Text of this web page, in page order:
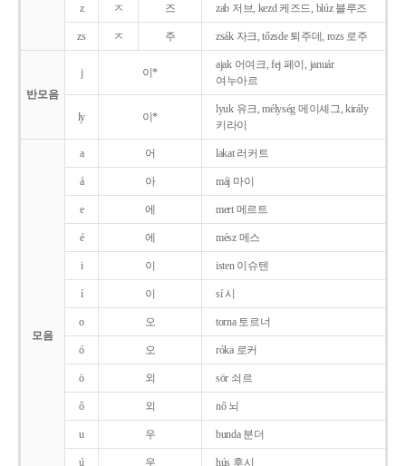
z ㅈ 즈 zab 저브, kezd 케즈드, blúz 블루즈
zs ㅈ 주 zsák 자크, tőzsde 퇴주데, rozs 로주
반모음
j 이*
ajak 어여크, fej 페이, január
여누아르
ly 이*
lyuk 유크, mélység 메이셰그, király
키라이
모음
a 어 lakat 러커트
á 아 máj 마이
e 에 mert 메르트
é 에 mész 메스
i 이 isten 이슈텐
í 이 sí 시
o 오 torna 토르너
ó 오 róka 로커
ö 외 sör 쇠르
ő 외 nő 뇌
u 우 bunda 분더
ú 우 hús 후시